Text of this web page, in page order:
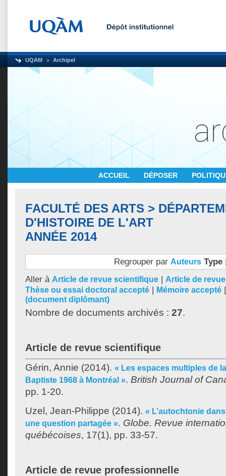
UQAM Archipel
ACCUEIL DÉPOSER
FACULTÉ DES ARTS >
D'HISTOIRE DE L'ART
ANNÉE 2014
Regrouper par Auteurs Type
Aller à Article de revue scientifique | Article de
Thèse ou essai doctoral accepté | Mémoire accepté
(document diplômant)
Nombre de documents archivés : 27.
Article de revue scientifique
Gérin, Annie (2014). « Les espaces multiples de
Baptiste 1968 à Montréal ». British Journal of
pp. 1-20.
Uzel, Jean-Philippe (2014). « L’autochtonie
une question partagée ». Globe. Revue
québécoises, 17(1), pp. 33-57.
Article de revue professionnelle